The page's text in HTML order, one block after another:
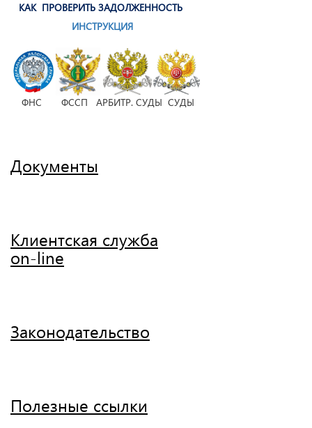
КАК ПРОВЕРИТЬ ЗАДОЛЖЕННОСТЬ
ИНСТРУКЦИЯ
ФНС ФССП АРБИТР. СУДЫ СУДЫ
Документы
Клиентская служба
on-line
Законодательство
Полезные ссылки